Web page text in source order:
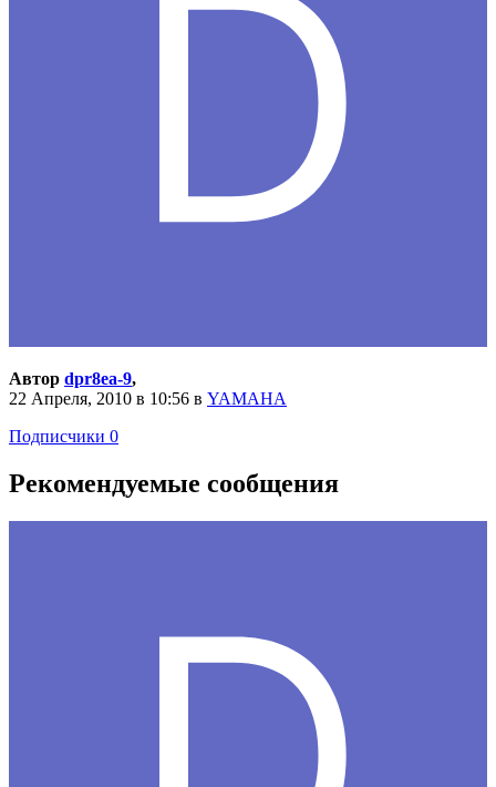
Автор dpr8ea-9,
22 Апреля, 2010 в 10:56 в YAMAHA
Подписчики 0
Рекомендуемые сообщения